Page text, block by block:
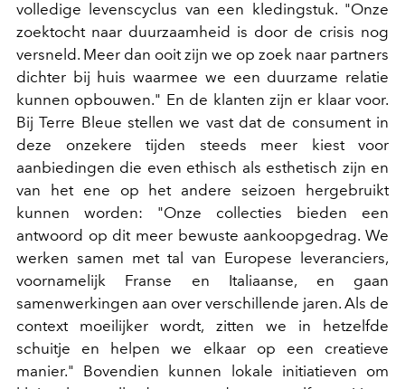
volledige levenscyclus van een kledingstuk. "Onze
zoektocht naar duurzaamheid is door de crisis nog
versneld. Meer dan ooit zijn we op zoek naar partners
dichter bij huis waarmee we een duurzame relatie
kunnen opbouwen." En de klanten zijn er klaar voor.
Bij Terre Bleue stellen we vast dat de consument in
deze onzekere tijden steeds meer kiest voor
aanbiedingen die even ethisch als esthetisch zijn en
van het ene op het andere seizoen hergebruikt
kunnen worden: "Onze collecties bieden een
antwoord op dit meer bewuste aankoopgedrag. We
werken samen met tal van Europese leveranciers,
voornamelijk Franse en Italiaanse, en gaan
samenwerkingen aan over verschillende jaren. Als de
context moeilijker wordt, zitten we in hetzelfde
schuitje en helpen we elkaar op een creatieve
manier." Bovendien kunnen lokale initiatieven om